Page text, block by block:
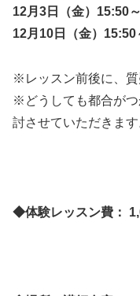
12月3日（金）15:50
12月10日（金）15:50
※レッスン前後に、質
※どうしても都合が
討させていただきます
◆体験レッスン費：